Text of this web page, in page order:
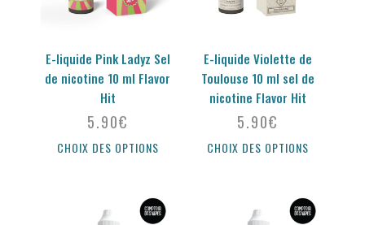
E-liquide Pink Ladyz Sel
de nicotine 10 ml Flavor
Hit
5.90€
CHOIX DES OPTIONS
E-liquide Violette de
Toulouse 10 ml sel de
nicotine Flavor Hit
5.90€
CHOIX DES OPTIONS